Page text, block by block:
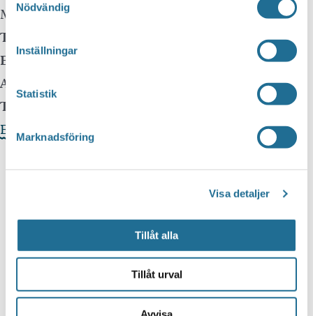
Nödvändig
Inställningar
Statistik
Marknadsföring
Visa detaljer
Tillåt alla
Tillåt urval
Motala, 59160
Telefon:
E-mail:info@motalabasket.se
Arrangör:
Telefonnummer arrangör:
Evenemangets webbplats »